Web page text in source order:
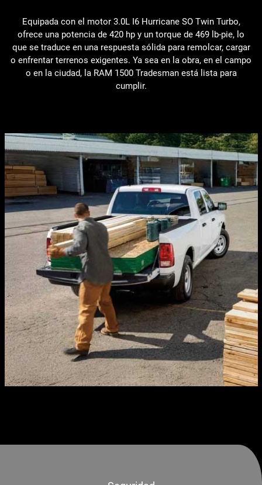
Equipada con el motor 3.0L I6 Hurricane SO Twin Turbo,
ofrece una potencia de 420 hp y un torque de 469 lb-pie, lo
que se traduce en una respuesta sólida para remolcar, cargar
o enfrentar terrenos exigentes. Ya sea en la obra, en el campo
o en la ciudad, la RAM 1500 Tradesman está lista para
cumplir.